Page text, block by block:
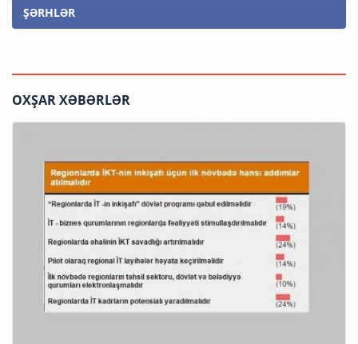
ŞƏRHLƏR
OXŞAR XƏBƏRLƏR